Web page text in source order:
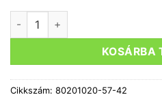
Cipő NORTHWAVE ROAD
KOSÁRBA
Cikkszám: 80201020-57-42